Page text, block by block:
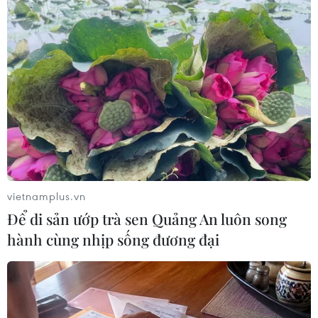
#tình trạng ngập úng #thủy triều
#đỉnh triều
Tp. Hồ Chí Minh
Theo dõi VietnamPlus
TIN LIÊN QUAN
vietnamplus.vn
Để di sản ướp trà sen Quảng An luôn song
hành cùng nhịp sống đương đại